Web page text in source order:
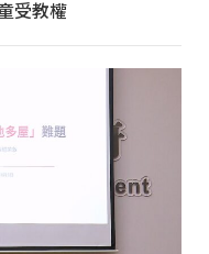
受教權